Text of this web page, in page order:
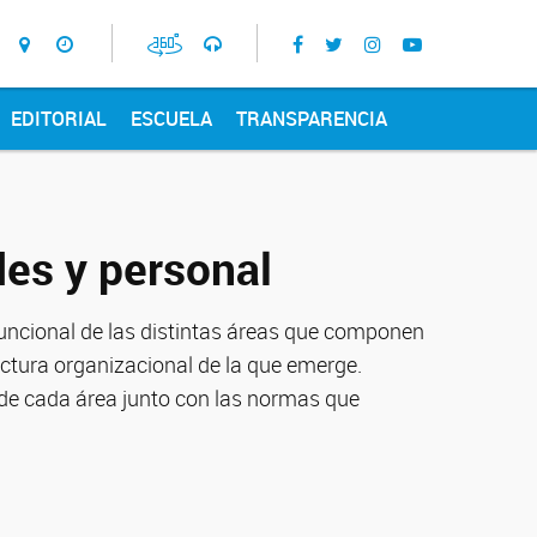
EDITORIAL ESCUELA TRANSPARENCIA
y personal
de las distintas áreas que componen
organizacional de la que emerge.
cada área junto con las normas que